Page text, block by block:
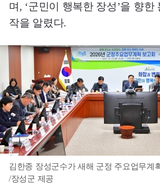
며, ‘군민이 행복한 장성’을 향한
작을 알렸다.
김한종 장성군수가 새해 군정 주요업무계
/장성군 제공